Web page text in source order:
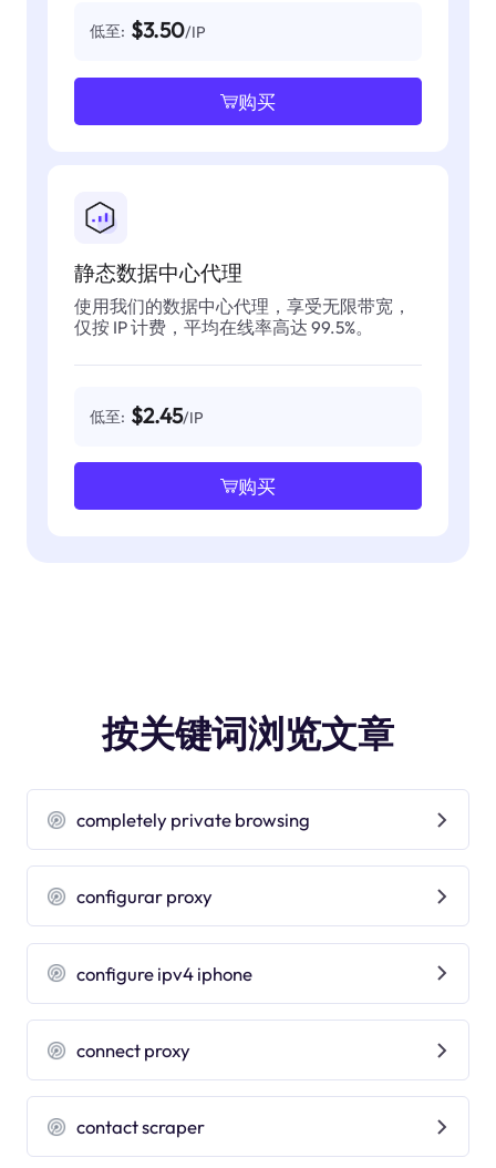
低至: $3.50/IP
购买
静态数据中心代理
使用我们的数据中心代理，享受无限带宽，
仅按 IP 计费，平均在线率高达 99.5%。
低至: $2.45/IP
购买
按关键词浏览文章
completely private browsing
configurar proxy
configure ipv4 iphone
connect proxy
contact scraper